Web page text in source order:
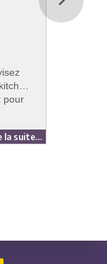
pour
la suite…
Fête